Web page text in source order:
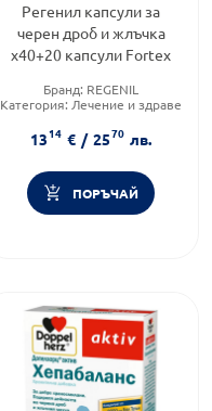
Регенил капсули за
черен дроб и жлъчка
х40+20 капсули Fortex
Бранд: REGENIL
Категория: Лечение и здраве
1314 € / 2570 лв.
ПОРЪЧАЙ